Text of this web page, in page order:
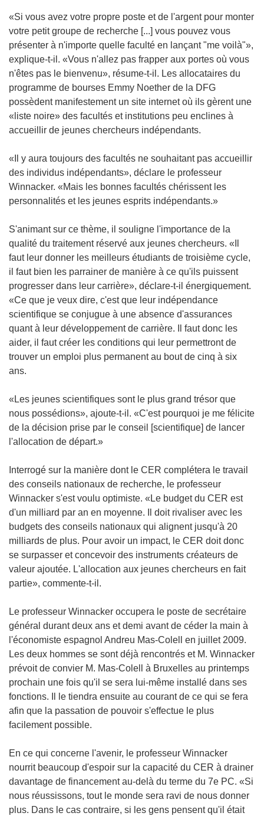
«Si vous avez votre propre poste et de l'argent pour monter
votre petit groupe de recherche [...] vous pouvez vous
présenter à n'importe quelle faculté en lançant "me voilà"»,
explique-t-il. «Vous n'allez pas frapper aux portes où vous
n'êtes pas le bienvenu», résume-t-il. Les allocataires du
programme de bourses Emmy Noether de la DFG
possèdent manifestement un site internet où ils gèrent une
«liste noire» des facultés et institutions peu enclines à
accueillir de jeunes chercheurs indépendants.
«Il y aura toujours des facultés ne souhaitant pas accueillir
des individus indépendants», déclare le professeur
Winnacker. «Mais les bonnes facultés chérissent les
personnalités et les jeunes esprits indépendants.»
S'animant sur ce thème, il souligne l'importance de la
qualité du traitement réservé aux jeunes chercheurs. «Il
faut leur donner les meilleurs étudiants de troisième cycle,
il faut bien les parrainer de manière à ce qu'ils puissent
progresser dans leur carrière», déclare-t-il énergiquement.
«Ce que je veux dire, c'est que leur indépendance
scientifique se conjugue à une absence d'assurances
quant à leur développement de carrière. Il faut donc les
aider, il faut créer les conditions qui leur permettront de
trouver un emploi plus permanent au bout de cinq à six
ans.
«Les jeunes scientifiques sont le plus grand trésor que
nous possédions», ajoute-t-il. «C'est pourquoi je me félicite
de la décision prise par le conseil [scientifique] de lancer
l'allocation de départ.»
Interrogé sur la manière dont le CER complétera le travail
des conseils nationaux de recherche, le professeur
Winnacker s'est voulu optimiste. «Le budget du CER est
d'un milliard par an en moyenne. Il doit rivaliser avec les
budgets des conseils nationaux qui alignent jusqu'à 20
milliards de plus. Pour avoir un impact, le CER doit donc
se surpasser et concevoir des instruments créateurs de
valeur ajoutée. L'allocation aux jeunes chercheurs en fait
partie», commente-t-il.
Le professeur Winnacker occupera le poste de secrétaire
général durant deux ans et demi avant de céder la main à
l'économiste espagnol Andreu Mas-Colell en juillet 2009.
Les deux hommes se sont déjà rencontrés et M. Winnacker
prévoit de convier M. Mas-Colell à Bruxelles au printemps
prochain une fois qu'il se sera lui-même installé dans ses
fonctions. Il le tiendra ensuite au courant de ce qui se fera
afin que la passation de pouvoir s'effectue le plus
facilement possible.
En ce qui concerne l'avenir, le professeur Winnacker
nourrit beaucoup d'espoir sur la capacité du CER à drainer
davantage de financement au-delà du terme du 7e PC. «Si
nous réussissons, tout le monde sera ravi de nous donner
plus. Dans le cas contraire, si les gens pensent qu'il était